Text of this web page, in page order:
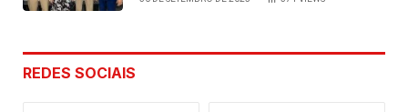
REDES SOCIAIS